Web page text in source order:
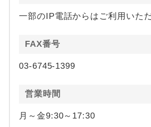
一部のIP電話からはご利用いた
FAX番号
03-6745-1399
営業時間
月～金9:30～17:30